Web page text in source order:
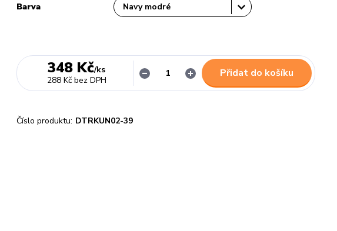
Barva
348 Kč/ks
288 Kč bez DPH
Přidat do košíku
Číslo produktu: DTRKUN02-39